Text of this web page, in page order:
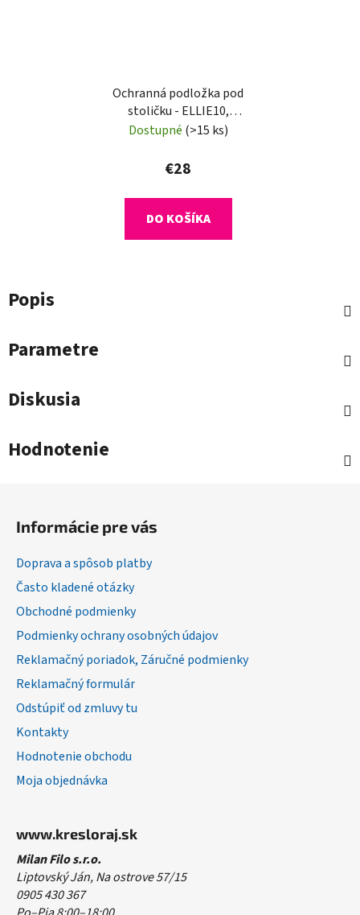
Ochranná podložka pod
stoličku - ELLIE10,
120x90 cm, 1,8 mm
Dostupné (>15 ks)
€28
DO KOŠÍKA
Popis
Parametre
Diskusia
Hodnotenie
Informácie pre vás
Doprava a spôsob platby
Často kladené otázky
Obchodné podmienky
Podmienky ochrany osobných údajov
Reklamačný poriadok, Záručné podmienky
Reklamačný formulár
Odstúpiť od zmluvy tu
Kontakty
Hodnotenie obchodu
Moja objednávka
www.kresloraj.sk
Milan Filo s.r.o.
Liptovský Ján, Na ostrove 57/15
0905 430 367